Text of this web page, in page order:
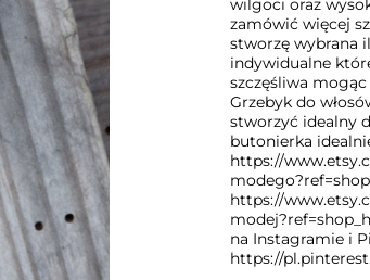
wilgoci oraz
zamówić więcej
stworzę wybrana
indywidualne
szczęśliwa
Grzebyk do
stworzyć idealny
butonierka
https://
https://
na Instagramie i
https://